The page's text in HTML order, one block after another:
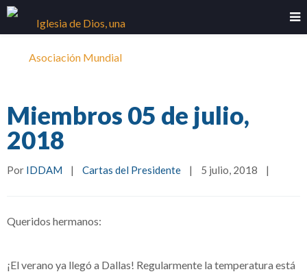
Miembros 05 de julio,
2018
Por IDDAM | Cartas del Presidente | 5 julio, 2018 |
Queridos hermanos:
¡El verano ya llegó a Dallas! Regularmente la temperatura está